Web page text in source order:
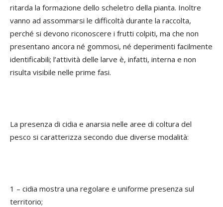
ritarda la formazione dello scheletro della pianta. Inoltre
vanno ad assommarsi le difficoltà durante la raccolta,
perché si devono riconoscere i frutti colpiti, ma che non
presentano ancora né gommosi, né deperimenti facilmente
identificabili; l’attività delle larve è, infatti, interna e non
risulta visibile nelle prime fasi.
La presenza di cidia e anarsia nelle aree di coltura del
pesco si caratterizza secondo due diverse modalità:
1 – cidia mostra una regolare e uniforme presenza sul
territorio;